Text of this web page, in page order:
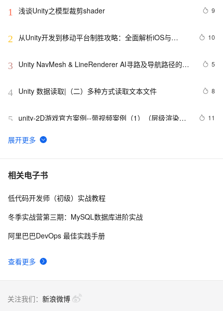
1 浅谈Unity之模型裁剪shader 9
2
从Unity开发到移动平台制胜攻略：全面解析iOS与
打造爆款手游不是梦——性能优化、广告集成与内购设
10
3
Unity NavMesh & LineRenderer AI寻路及导航路径的绘
5
4 Unity 数据读取|（二）多种方式读取文本文件 8
5
unity-2D游戏官方案例--带视频案例（1）（层级渲染，
11
6
构建ASP.NET MVC4+EF5+EasyUI+Unity2.x注入的后台
7 透视与正交之外的奇妙视界：深入解析Unity游戏开发中
秘与技巧
8 [Unity3d]脚本相互调用以及控制
制
相关电子书
查看更多
低代码开发师（初级）实战教程
冬季实战营第三期：MySQL数据库进阶实战
阿里巴巴DevOps 最佳实践手册
关注我们： 新浪微博